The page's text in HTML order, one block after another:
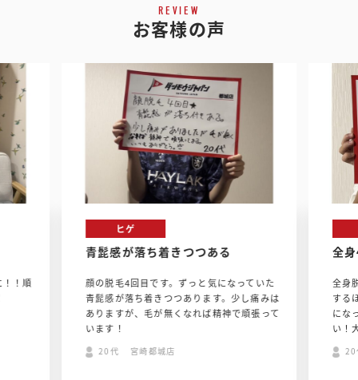
REVIEW
お客様の声
！順
ヒゲ
青髭感が落ち着きつつある
顔の脱毛4回目です。ずっと気になっていた
青髭感が落ち着きつつあります。少し痛みは
ありますが、毛が無くなれば精神で頑張って
います！
20代 宮崎都城店
全
全身
する
にな
い！